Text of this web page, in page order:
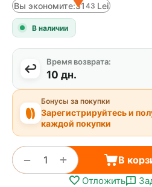
Вы экономите:31 43 Lei
В наличии
Время возврата:
10 дн.
Бонусы за покупки
Зарегистрируйтесь и
каждой покупки
+
− В
Отложить